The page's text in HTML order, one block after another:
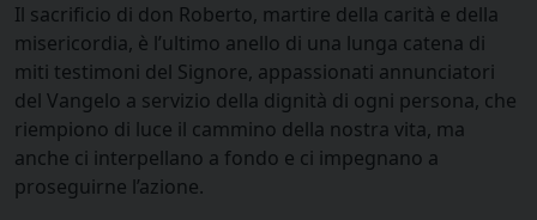
Il sacrificio di don Roberto, martire della carità e della
misericordia, è l’ultimo anello di una lunga catena di
miti testimoni del Signore, appassionati annunciatori
del Vangelo a servizio della dignità di ogni persona, che
riempiono di luce il cammino della nostra vita, ma
anche ci interpellano a fondo e ci impegnano a
proseguirne l’azione.